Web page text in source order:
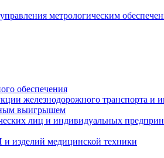
метрологическим
обеспечения
железнодорожного транспорта и
выигрышем
лиц и индивидуальных
изделий медицинской техники